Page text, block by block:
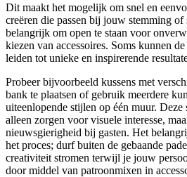
Dit maakt het mogelijk om snel en
creëren die passen bij jouw stemming
belangrijk om open te staan voor
kiezen van accessoires. Soms kunnen
leiden tot unieke en inspirerende
Probeer bijvoorbeeld kussens met
bank te plaatsen of gebruik meerdere
uiteenlopende stijlen op één muur. Deze
alleen zorgen voor visuele interesse,
nieuwsgierigheid bij gasten. Het
het proces; durf buiten de gebaande
creativiteit stromen terwijl je jouw
door middel van patroonmixen in